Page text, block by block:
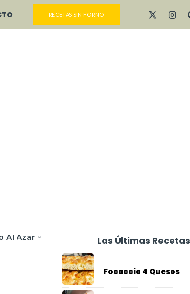
RECETAS SIN HORNO
Al Azar Las Últimas Recetas
Focaccia 4 Quesos